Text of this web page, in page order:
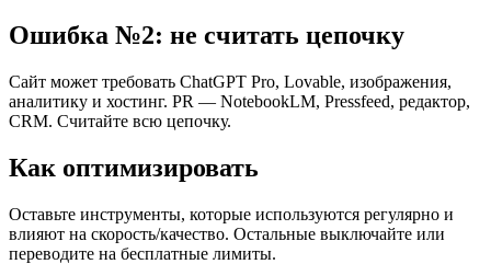
Ошибка №2: не считать цепочку
Сайт может требовать ChatGPT Pro, Lovable, изображения,
аналитику и хостинг. PR — NotebookLM, Pressfeed, редактор,
CRM. Считайте всю цепочку.
Как оптимизировать
Оставьте инструменты, которые используются регулярно и
влияют на скорость/качество. Остальные выключайте или
переводите на бесплатные лимиты.